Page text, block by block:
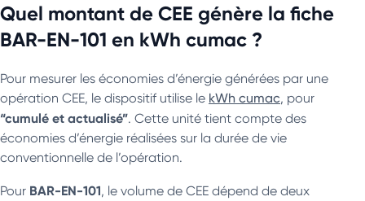
Quel montant de CEE génère la fiche
BAR-EN-101 en kWh cumac ?
Pour mesurer les économies d’énergie générées par une
opération CEE, le dispositif utilise le kWh cumac, pour
“cumulé et actualisé”. Cette unité tient compte des
économies d’énergie réalisées sur la durée de vie
conventionnelle de l’opération.
Pour BAR-EN-101, le volume de CEE dépend de deux